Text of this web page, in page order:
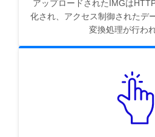
アップロードされたIMGは
化され、アクセス制御されたデ
変換処理が行わ